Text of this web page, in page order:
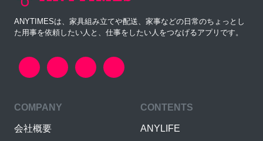
ANYTIMESは、家具組み立てや配送、家事などの日常のちょっとし
た用事を依頼したい人と、仕事をしたい人をつなげるアプリです。
COMPANY
会社概要
CONTENTS
ANYLIFE